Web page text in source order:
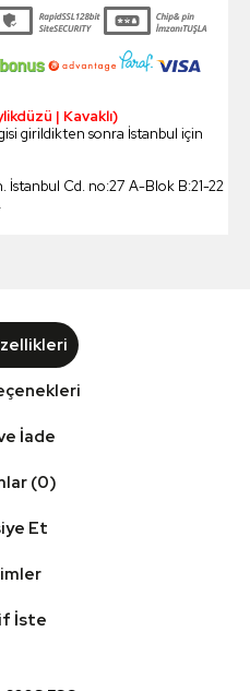
| Kavaklı)
girildikten sonra İstanbul için
İstanbul Cd. no:27 A-Blok B:21-22
İade
(0)
Et
İste